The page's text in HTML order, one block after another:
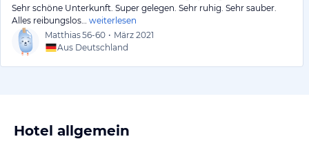
Sehr schöne Unterkunft. Super gelegen. Sehr ruhig. Sehr sauber.
Alles reibungslos…
weiterlesen
Matthias56-60 • März 2021
Aus Deutschland
Hotel allgemein